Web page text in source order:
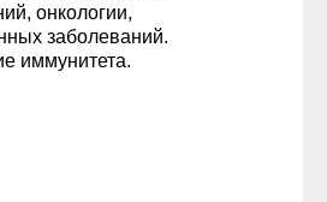
онкологии,
заболеваний.
иммунитета.